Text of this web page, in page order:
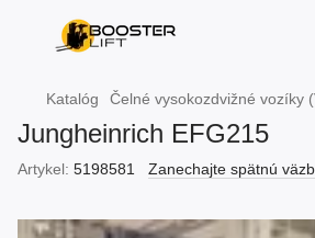
Katalóg Čelné vysokozdvižné vozíky
Jungheinrich EFG215
Artykel: 5198581 Zanechajte spätnú